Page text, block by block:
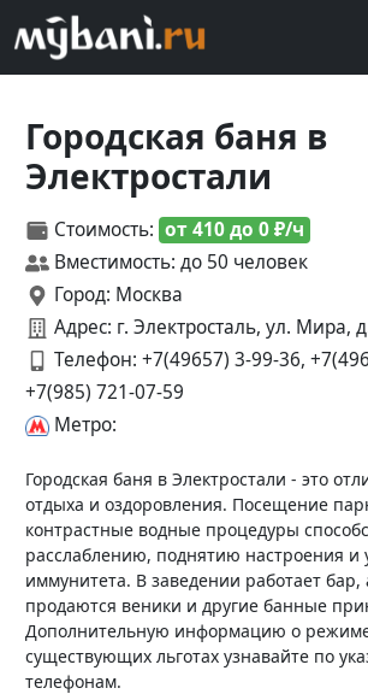
Городская баня в
Электростали
Стоимость: от 410 до 0 ₽/ч
Вместимость: до 50 человек
Город: Москва
Адрес: г. Электросталь, ул. Мира,
Телефон: +7(49657) 3-99-36,
+7(985) 721-07-59
Метро:
Городская баня в Электростали - это
отдыха и оздоровления. Посещение
контрастные водные процедуры
расслаблению, поднятию настроения и
иммунитета. В заведении работает бар,
продаются веники и другие банные
Дополнительную информацию о
существующих льготах узнавайте по
телефонам.